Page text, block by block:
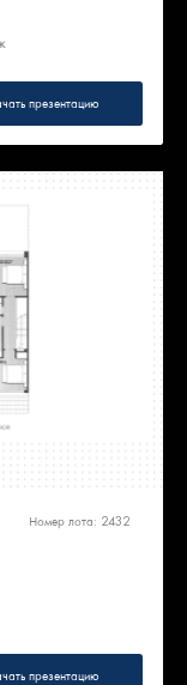
презентацию
Номер лота: 2432
презентацию